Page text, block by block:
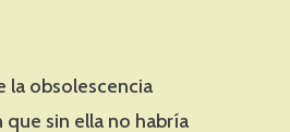
la obsolescencia
sin ella no habría